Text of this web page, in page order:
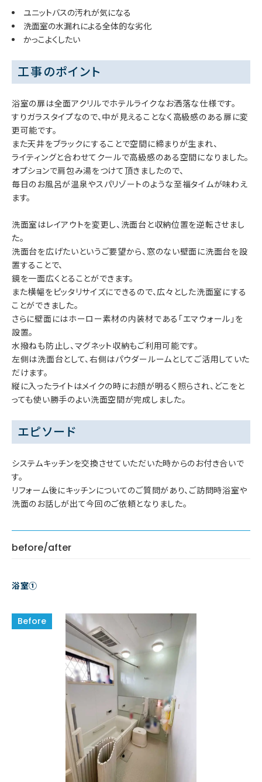
ユニットバスの汚れが気になる
洗面室の水漏れによる全体的な劣化
かっこよくしたい
工事のポイント
浴室の扉は全面アクリルでホテルライクなお洒落な仕様です。
すりガラスタイプなので、中が見えることなく高級感のある扉に変
更可能です。
また天井をブラックにすることで空間に締まりが生まれ、
ライティングと合わせてクールで高級感のある空間になりました。
オプションで肩包み湯をつけて頂きましたので、
毎日のお風呂が温泉やスパリゾートのような至福タイムが味わえ
ます。
洗面室はレイアウトを変更し、洗面台と収納位置を逆転させまし
た。
洗面台を広げたいというご要望から、窓のない壁面に洗面台を設
置することで、
鏡を一面広くとることができます。
また横幅をピッタリサイズにできるので、広々とした洗面室にする
ことができました。
さらに壁面にはホーロー素材の内装材である「エマウォール」を
設置。
水撥ねも防止し、マグネット収納もご利用可能です。
左側は洗面台として、右側はパウダールームとしてご活用していた
だけます。
縦に入ったライトはメイクの時にお顔が明るく照らされ、どこをと
っても使い勝手のよい洗面空間が完成しました。
エピソード
システムキッチンを交換させていただいた時からのお付き合いで
す。
リフォーム後にキッチンについてのご質問があり、ご訪問時浴室や
洗面のお話しが出て今回のご依頼となりました。
before/after
浴室①